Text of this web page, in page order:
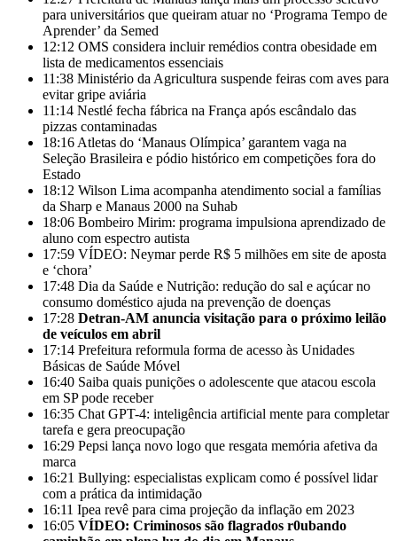
para universitários que queiram atuar no ‘Programa Tempo de
Aprender’ da Semed
12:12 OMS considera incluir remédios contra obesidade em
lista de medicamentos essenciais
11:38 Ministério da Agricultura suspende feiras com aves para
evitar gripe aviária
11:14 Nestlé fecha fábrica na França após escândalo das
pizzas contaminadas
18:16 Atletas do ‘Manaus Olímpica’ garantem vaga na
Seleção Brasileira e pódio histórico em competições fora do
Estado
18:12 Wilson Lima acompanha atendimento social a famílias
da Sharp e Manaus 2000 na Suhab
18:06 Bombeiro Mirim: programa impulsiona aprendizado de
aluno com espectro autista
17:59 VÍDEO: Neymar perde R$ 5 milhões em site de aposta
e ‘chora’
17:48 Dia da Saúde e Nutrição: redução do sal e açúcar no
consumo doméstico ajuda na prevenção de doenças
17:28 Detran-AM anuncia visitação para o próximo leilão
de veículos em abril
17:14 Prefeitura reformula forma de acesso às Unidades
Básicas de Saúde Móvel
16:40 Saiba quais punições o adolescente que atacou escola
em SP pode receber
16:35 Chat GPT-4: inteligência artificial mente para completar
tarefa e gera preocupação
16:29 Pepsi lança novo logo que resgata memória afetiva da
marca
16:21 Bullying: especialistas explicam como é possível lidar
com a prática da intimidação
16:11 Ipea revê para cima projeção da inflação em 2023
16:05 VÍDEO: Criminosos são flagrados r0ubando